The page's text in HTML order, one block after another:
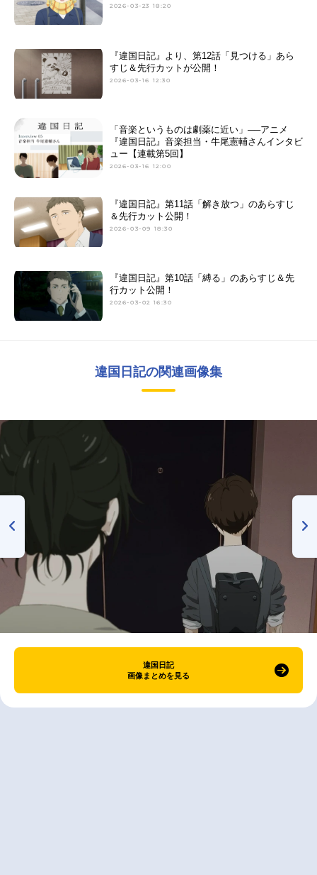
2026-03-23 18:20
『違国日記』より、第12話「見つける」あら
すじ＆先行カットが公開！
2026-03-16 12:30
「音楽というものは劇薬に近い」──アニメ
『違国日記』音楽担当・牛尾憲輔さんインタビ
ュー【連載第5回】
2026-03-16 12:00
『違国日記』第11話「解き放つ」のあらすじ
＆先行カット公開！
2026-03-09 18:30
『違国日記』第10話「縛る」のあらすじ＆先
行カット公開！
2026-03-02 16:30
違国日記の関連画像集
違国日記
画像まとめを見る